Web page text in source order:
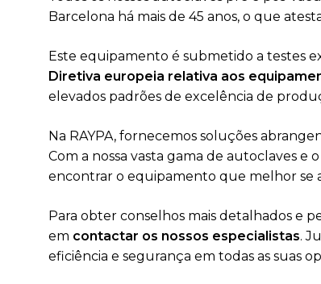
Barcelona há mais de 45 anos, o que
Este equipamento é submetido a testes
Diretiva europeia relativa aos
elevados padrões de excelência de
Na RAYPA, fornecemos soluções
Com a nossa vasta gama de autoclaves e
encontrar o equipamento que melhor se
Para obter conselhos mais detalhados e
em contactar os nossos especialistas.
eficiência e segurança em todas as suas